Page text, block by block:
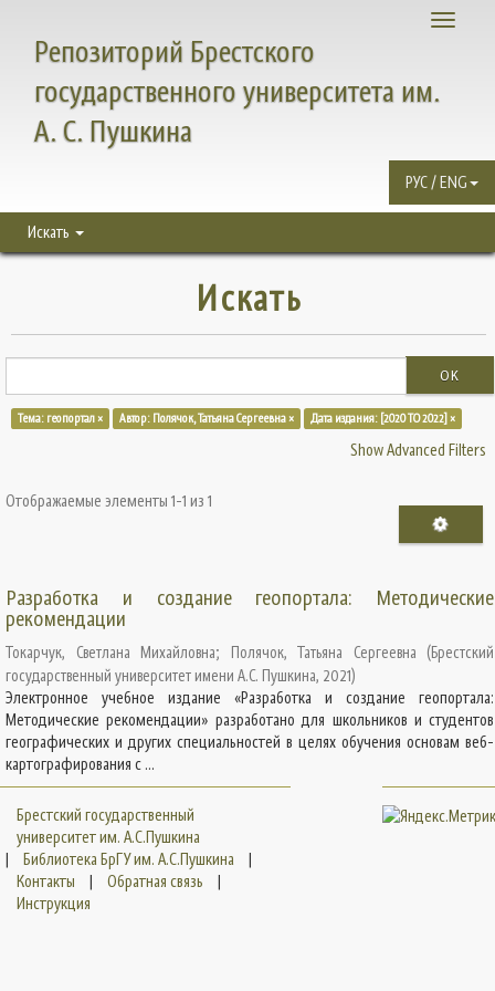
Toggle
Репозиторий Брестского
государственного университета им.
А. С. Пушкина
РУС / ENG
Искать
Искать
OK
Тема: геопортал × Автор: Полячок, Татьяна Сергеевна × Дата издания: [2020 TO 2022] ×
Show Advanced Filters
Отображаемые элементы 1-1 из 1
Разработка и создание геопортала: Методические
рекомендации
Токарчук, Светлана Михайловна; Полячок, Татьяна Сергеевна (Брестский
государственный университет имени А.С. Пушкина, 2021)
Электронное учебное издание «Разработка и создание геопортала:
Методические рекомендации» разработано для школьников и студентов
географических и других специальностей в целях обучения основам веб-
картографирования с ...
Брестский государственный
университет им. А.С.Пушкина
|
Библиотека БрГУ им. А.С.Пушкина
|
Контакты
| Обратная связь
|
Инструкция